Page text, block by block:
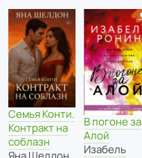
Семья Конти.
Контракт на
соблазн
В погоне за
Алой
Изабель